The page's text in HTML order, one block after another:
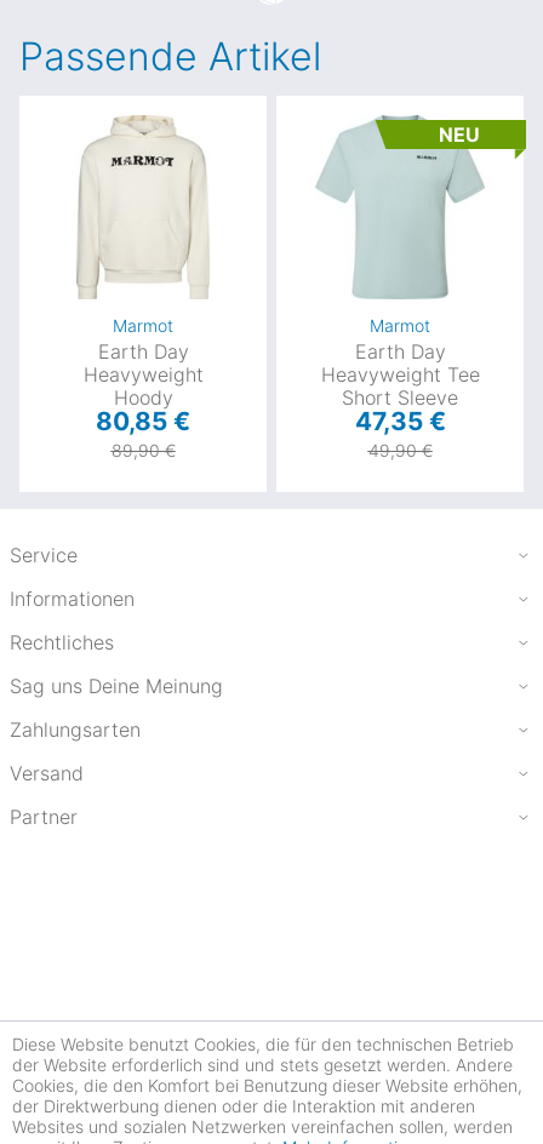
Passende Artikel
Marmot
Earth Day
Heavyweight
Hoody
80,85 €
89,90 €
NEU
Marmot
Earth Day
Heavyweight Tee
Short Sleeve
47,35 €
49,90 €
Service
Informationen
Rechtliches
Sag uns Deine Meinung
Zahlungsarten
Versand
Partner
Diese Website benutzt Cookies, die für den technischen Betrieb
der Website erforderlich sind und stets gesetzt werden. Andere
Cookies, die den Komfort bei Benutzung dieser Website erhöhen,
der Direktwerbung dienen oder die Interaktion mit anderen
Websites und sozialen Netzwerken vereinfachen sollen, werden